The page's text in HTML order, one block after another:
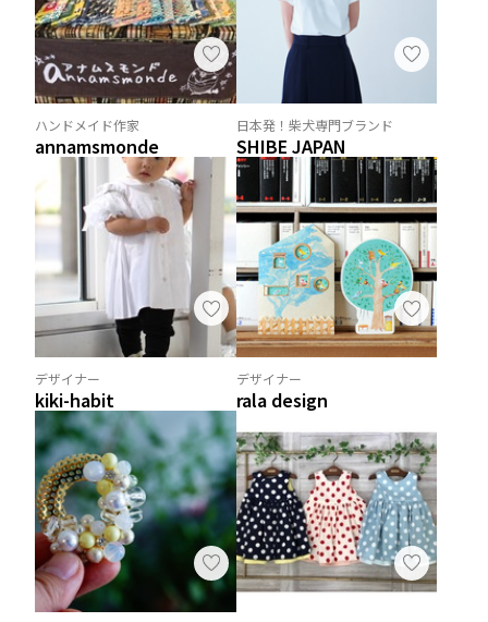
ハンドメイド作家
annamsmonde
日本発！柴犬専門ブランド
SHIBE JAPAN
デザイナー
kiki-habit
デザイナー
rala design